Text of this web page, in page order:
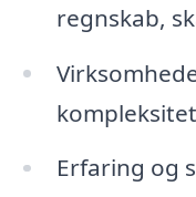
regnskab,
kompleksitet
Erfaring og